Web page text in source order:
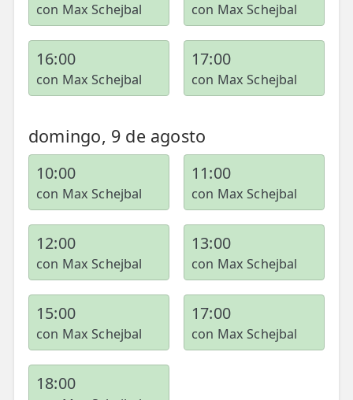
📍 Chamberí - Centro
📍 Barrio Salamanca
📍 Carabanchel - Usera
📍 Getafe
TIENDA
🛍️ Tienda Bonos
🛍️ Tienda Productos Fisioterapia
🎁 Tarjetas Regalo
🛒 Carrito
❤️ Ofertas
CONTACTO
con Max Schejbal con Max Schejbal
16:00
con Max Schejbal
17:00
con Max Schejbal
domingo, 9 de agosto
10:00
con Max Schejbal
11:00
con Max Schejbal
12:00
con Max Schejbal
13:00
con Max Schejbal
15:00
con Max Schejbal
17:00
con Max Schejbal
18:00